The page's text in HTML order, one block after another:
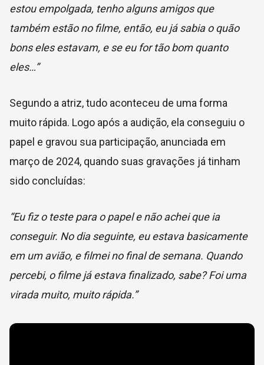
estou empolgada, tenho alguns amigos que
também estão no filme, então, eu já sabia o quão
bons eles estavam, e se eu for tão bom quanto
eles…”
Segundo a atriz, tudo aconteceu de uma forma
muito rápida. Logo após a audição, ela conseguiu o
papel e gravou sua participação, anunciada em
março de 2024, quando suas gravações já tinham
sido concluídas:
“Eu fiz o teste para o papel e não achei que ia
conseguir. No dia seguinte, eu estava basicamente
em um avião, e filmei no final de semana. Quando
percebi, o filme já estava finalizado, sabe? Foi uma
virada muito, muito rápida.”